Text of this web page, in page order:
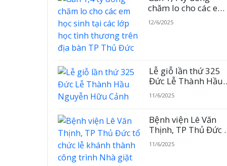
chăm lo cho các em
học sinh tại các lớp
học tình thương
12/6/2025
Lễ giỗ lần thứ 325
Đức Lễ Thành Hầu
Nguyễn Hữu Cảnh
11/6/2025
Bệnh viện Lê Văn
Thịnh, TP Thủ Đức
chức lễ khánh
công trình Nhà giặt
11/6/2025